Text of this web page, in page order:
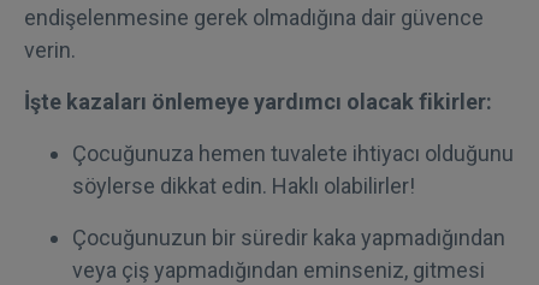
endişelenmesine gerek olmadığına dair güvence
verin.
İşte kazaları önlemeye yardımcı olacak fikirler:
Çocuğunuza hemen tuvalete ihtiyacı olduğunu
söylerse dikkat edin. Haklı olabilirler!
Çocuğunuzun bir süredir kaka yapmadığından
veya çiş yapmadığından eminseniz, gitmesi